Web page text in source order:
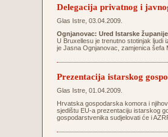
Delegacija privatnog i
Glas Istre, 03.04.2009.
Ognjanovac: Ured Istarske
U Bruxellesu je trenutno stotinjak ljudi
je Jasna Ognjanovac, zamjenica šefa
Prezentacija istarskog
Glas Istre, 01.04.2009.
Hrvatska gospodarska komora i
sjedištu EU-a prezentaciju istarskog
gospodarstvenika sudjelovati će i